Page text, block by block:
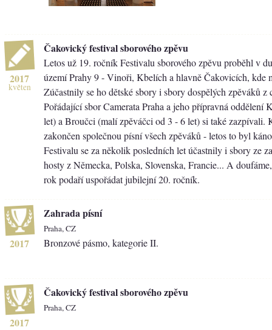
2017
květen
Čakovický festival sborového zpěvu
Letos už 19. ročník Festivalu sborového zpěvu proběhl v
území Prahy 9 - Vinoři, Kbelích a hlavně Čakovicích, kde
Zúčastnily se ho dětské sbory i sbory dospělých zpěváků z
Pořádající sbor Camerata Praha a jeho přípravná oddělení
let) a Broučci (malí zpěváčci od 3 - 6 let) si také zazpívali.
zakončen společnou písní všech zpěváků - letos to byl
Festivalu se za několik posledních let účastnily i sbory ze
hosty z Německa, Polska, Slovenska, Francie... A
rok podaří uspořádat jubilejní 20. ročník.
2017
Zahrada písní
Praha, CZ
Bronzové pásmo, kategorie II.
2017
Čakovický festival sborového zpěvu
Praha, CZ